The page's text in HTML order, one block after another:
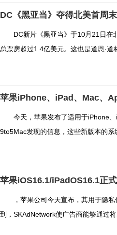
DC《黑亚当》夺得北美首周
DC新片《黑亚当》于10月21日在
总票房超过1.4亿美元。这也是道恩·
苹果iPhone、iPad、Mac、
今天，苹果发布了适用于iPhone
9to5Mac发现的信息，这些新版本的
苹果iOS16.1/iPadOS16.1正
，苹果公司今天宣布，其用于隐
到，SKAdNetwork使广告商能够通过